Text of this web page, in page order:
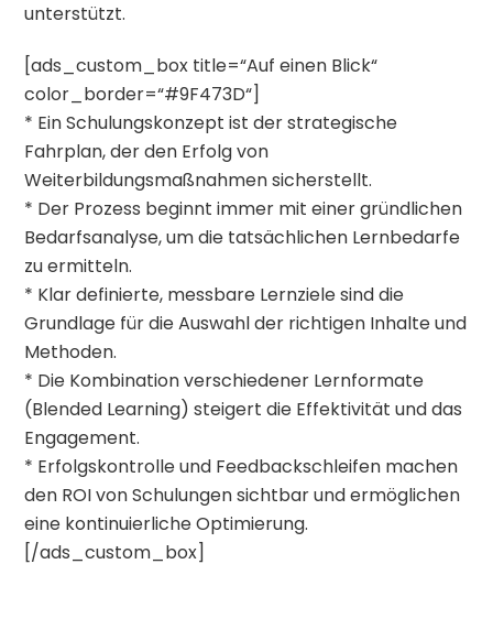
unterstützt.
[ads_custom_box title=“Auf einen Blick“
color_border=“#9F473D“]
* Ein Schulungskonzept ist der strategische
Fahrplan, der den Erfolg von
Weiterbildungsmaßnahmen sicherstellt.
* Der Prozess beginnt immer mit einer gründlichen
Bedarfsanalyse, um die tatsächlichen Lernbedarfe
zu ermitteln.
* Klar definierte, messbare Lernziele sind die
Grundlage für die Auswahl der richtigen Inhalte und
Methoden.
* Die Kombination verschiedener Lernformate
(Blended Learning) steigert die Effektivität und das
Engagement.
* Erfolgskontrolle und Feedbackschleifen machen
den ROI von Schulungen sichtbar und ermöglichen
eine kontinuierliche Optimierung.
[/ads_custom_box]